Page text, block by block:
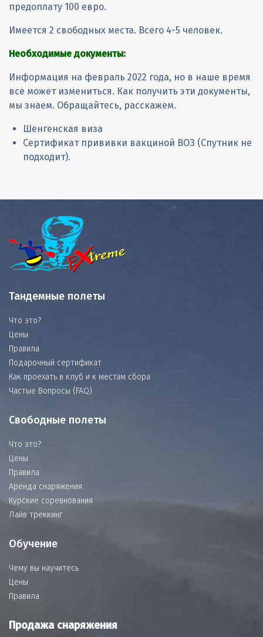
предоплату 100 евро.
Имеется 2 свободных места. Всего 4-5 человек.
Необходимые документы:
Информация на февраль 2022 года, но в наше время
все может измениться. Как получить эти документы,
мы знаем. Обращайтесь, расскажем.
Шенгенская виза
Сертификат прививки вакциной ВОЗ (Спутник не
подходит).
Тандемные полеты
Что это?
Цены
Правила
Подарочный сертификат
Как проехать в клуб и к местам сбора
Частые Вопросы (FAQ)
Свободные полеты
Что это?
Цены
Правила
Аренда снаряжения
Курские соревнования
Лайв треккинг
Обучение
Чему вы научитесь
Цены
Правила
Продажа снаряжения